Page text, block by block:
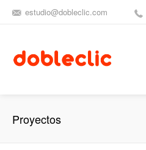
estudio@dobleclic.com
Proyectos